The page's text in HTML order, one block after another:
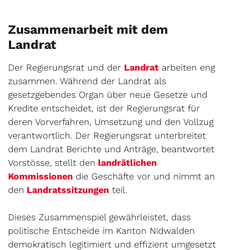
Zusammenarbeit mit dem
Landrat
Der Regierungsrat und der Landrat arbeiten eng
zusammen. Während der Landrat als
gesetzgebendes Organ über neue Gesetze und
Kredite entscheidet, ist der Regierungsrat für
deren Vorverfahren, Umsetzung und den Vollzug
verantwortlich. Der Regierungsrat unterbreitet
dem Landrat Berichte und Anträge, beantwortet
Vorstösse, stellt den landrätlichen
Kommissionen die Geschäfte vor und nimmt an
den Landratssitzungen teil.
Dieses Zusammenspiel gewährleistet, dass
politische Entscheide im Kanton Nidwalden
demokratisch legitimiert und effizient umgesetzt